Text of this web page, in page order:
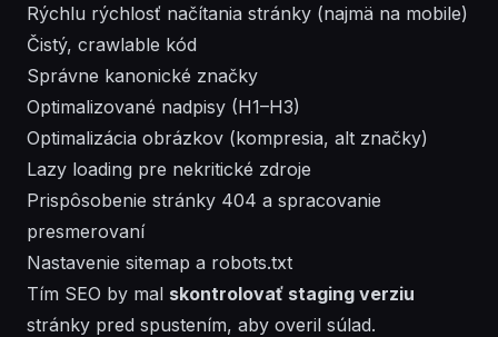
Rýchlu rýchlosť načítania stránky (najmä na mobile)
Čistý, crawlable kód
Správne kanonické značky
Optimalizované nadpisy (H1–H3)
Optimalizácia obrázkov (kompresia, alt značky)
Lazy loading pre nekritické zdroje
Prispôsobenie stránky 404 a spracovanie
presmerovaní
Nastavenie sitemap a robots.txt
Tím SEO by mal skontrolovať staging verziu
stránky pred spustením, aby overil súlad.